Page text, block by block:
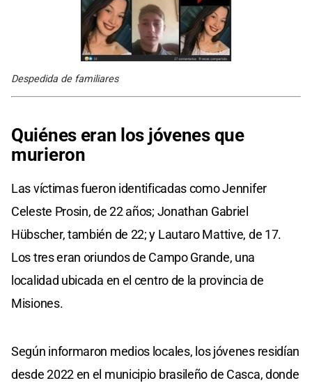
Despedida de familiares
Quiénes eran los jóvenes que
murieron
Las víctimas fueron identificadas como Jennifer
Celeste Prosin, de 22 años; Jonathan Gabriel
Hübscher, también de 22; y Lautaro Mattive, de 17.
Los tres eran oriundos de Campo Grande, una
localidad ubicada en el centro de la provincia de
Misiones.
Según informaron medios locales, los jóvenes residían
desde 2022 en el municipio brasileño de Casca, donde